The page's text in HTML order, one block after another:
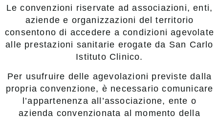
Le convenzioni riservate ad associazioni, enti,
aziende e organizzazioni del territorio
consentono di accedere a condizioni agevolate
alle prestazioni sanitarie erogate da San Carlo
Istituto Clinico.
Per usufruire delle agevolazioni previste dalla
propria convenzione, è necessario comunicare
l’appartenenza all’associazione, ente o
azienda convenzionata al momento della